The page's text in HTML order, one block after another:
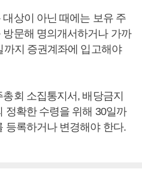
상이 아닌 때에는 보유 주
문해 명의개서하거나 가까
지 증권계좌에 입고해야
회 소집통지서, 배당금지
정확한 수령을 위해 30일까
등록하거나 변경해야 한다.